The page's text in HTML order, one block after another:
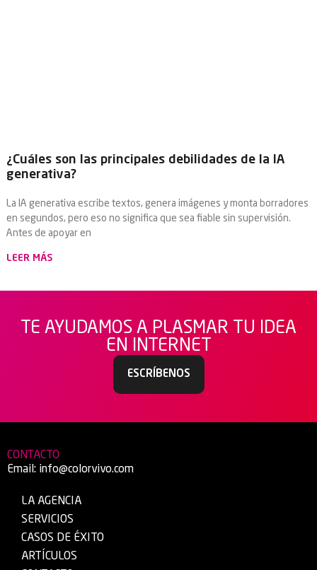
¿Cuáles son las principales debilidades de la IA
generativa?
La IA generativa escribe textos, genera imágenes y monta borradores
en segundos, pero eso no significa que sea fiable sin supervisión.
Antes de apoyar en
LEER MÁS
TE AYUDAMOS A PLASMAR TU IDEA
EN INTERNET
ESCRÍBENOS
CONTACTO
Email: info@colorvivo.com
LA AGENCIA
SERVICIOS
CASOS DE ÉXITO
ARTÍCULOS